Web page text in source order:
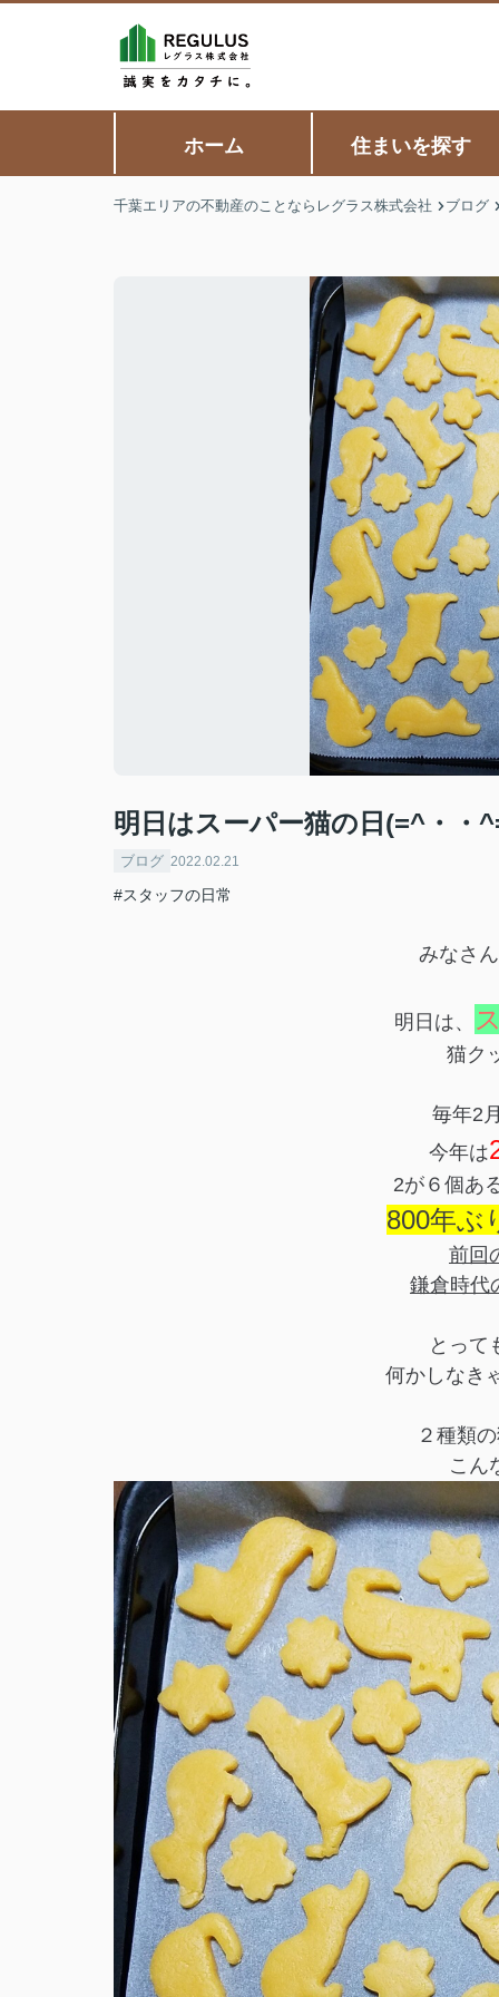
ホーム 住まいを探す
千葉エリアの不動産のことならレグラス株式会社 ブログ
明日はスーパー猫の日(=^・・
ブログ 2022.02.21
#スタッフの日常
みなさ
明日は、
猫ク
毎年2
今年は
2が６個あ
800年ぶ
前回
鎌倉時代
とって
何かしなき
２種類
こん